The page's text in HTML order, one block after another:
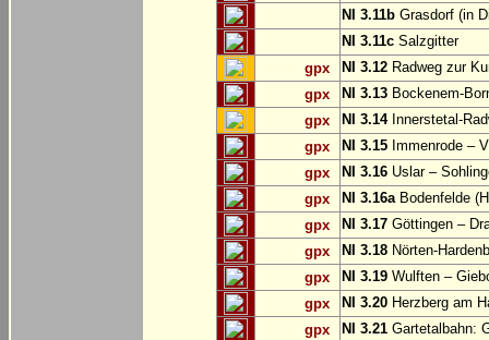
NI 3.11b Grasdorf (in
NI 3.11c Salzgitter
gpx
NI 3.12 Radweg zur
gpx
NI 3.13 Bockenem-
gpx
NI 3.14Innerstetal-
gpx
NI 3.15 Immenrode –
gpx
NI 3.16 Uslar –
gpx
NI 3.16aBodenfelde
gpx
NI 3.17 Göttingen –
gpx
NI 3.18 Nörten-
gpx
NI 3.19 Wulften –
gpx
NI 3.20 Herzberg am
gpx
NI 3.21 Gartetalbahn: